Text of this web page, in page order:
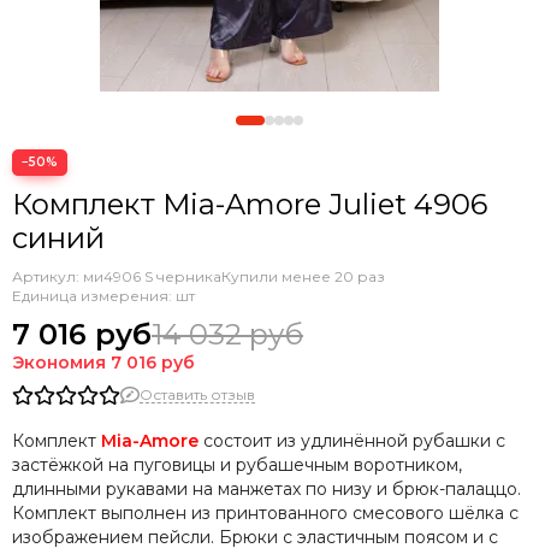
−50%
Комплект Mia-Amore Juliet 4906
синий
Артикул: ми4906 S черникаКупили менее 20 раз
Единица измерения: шт
7 016 руб14 032 руб
Экономия 7 016 руб
Оставить отзыв
Комплект Mia-Amore состоит из удлинённой рубашки с
застёжкой на пуговицы и рубашечным воротником,
длинными рукавами на манжетах по низу и брюк-палаццо.
Комплект выполнен из принтованного смесового шёлка с
изображением пейсли. Брюки с эластичным поясом и с